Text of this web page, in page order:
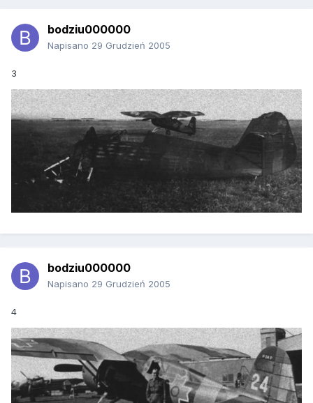
bodziu000000
Napisano 29 Grudzień 2005
3
bodziu000000
Napisano 29 Grudzień 2005
4